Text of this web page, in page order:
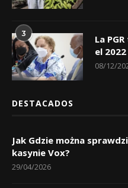
3
La
el 2022
08/12/
DESTACADOS
Jak Gdzie można
kasynie Vox?
29/04/2026